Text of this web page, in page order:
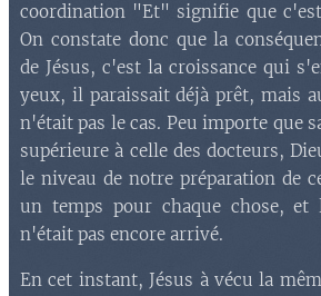
coordination "Et" signifie que c'est
On constate donc que la
de Jésus, c'est la croissance qui
yeux, il paraissait déjà prêt, mais
n'était pas le cas. Peu importe que
supérieure à celle des docteurs,
le niveau de notre préparation de
un temps pour chaque chose, et
n'était pas encore arrivé.
En cet instant, Jésus à vécu la